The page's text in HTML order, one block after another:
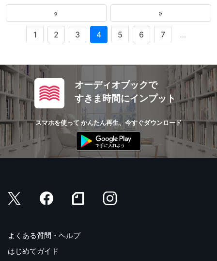
« »
1 2 3 4 5 6 7 …
オーディオブックで
すきま時間にインプット
スマホを使って かんたん再生、今すぐダウンロード
よくある質問・ヘルプ
はじめてガイド